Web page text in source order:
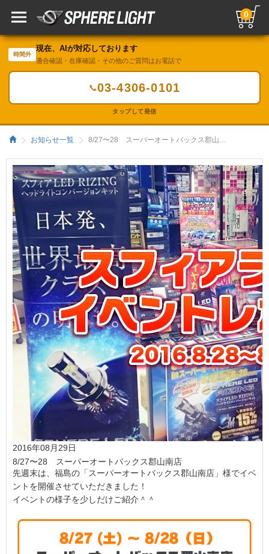
0
時間外
現在、AIが対応しております
適合確認・在庫確認・その他のご質問はお電話で
📞03-4306-0101
タップして発信
お知らせ一覧 8/27〜28 スーパーオートバックス郡山南店／HIDキット｜LEDヘッドライト販売のスフィアライト
2016年08月29日
8/27〜28 スーパーオートバックス郡山南店
先週末は、福島の「スーパーオートバックス郡山南店」様でイベ
ントを開催させていただきました！
イベントの様子を少しだけご紹介＾＾